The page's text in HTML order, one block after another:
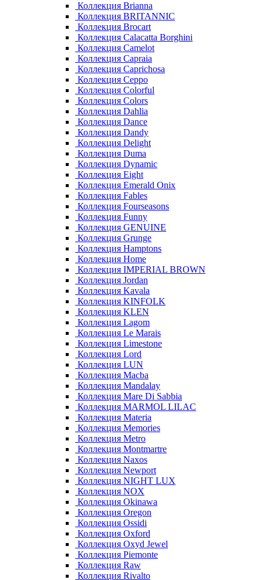
Коллекция Brianna
Коллекция BRITANNIC
Коллекция Brocart
Коллекция Calacatta Borghini
Коллекция Camelot
Коллекция Capraia
Коллекция Caprichosa
Коллекция Ceppo
Коллекция Colorful
Коллекция Colors
Коллекция Dahlia
Коллекция Dance
Коллекция Dandy
Коллекция Delight
Коллекция Duma
Коллекция Dynamic
Коллекция Eight
Коллекция Emerald Onix
Коллекция Fables
Коллекция Fourseasons
Коллекция Funny
Коллекция GENUINE
Коллекция Grunge
Коллекция Hamptons
Коллекция Home
Коллекция IMPERIAL BROWN
Коллекция Jordan
Коллекция Kavala
Коллекция KINFOLK
Коллекция KLEN
Коллекция Lagom
Коллекция Le Marais
Коллекция Limestone
Коллекция Lord
Коллекция LUN
Коллекция Macba
Коллекция Mandalay
Коллекция Mare Di Sabbia
Коллекция MARMOL LILAC
Коллекция Materia
Коллекция Memories
Коллекция Metro
Коллекция Montmartre
Коллекция Naxos
Коллекция Newport
Коллекция NIGHT LUX
Коллекция NOX
Коллекция Okinawa
Коллекция Oregon
Коллекция Ossidi
Коллекция Oxford
Коллекция Oxyd Jewel
Коллекция Piemonte
Коллекция Raw
Коллекция Rivalto